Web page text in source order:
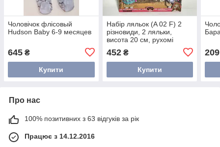
Чоловічок флісовый
Hudson Baby 6-9 месяцев
645 ₴
Купити
Набір ляльок (A 02 F) 2
різновиди, 2 ляльки,
висота 20 см, рухомі
кінцівки та голова, знімний
одяг і взуття, щітка для
волосся,
452₴
Купити
209
Про нас
100% позитивних з 63 відгуків за рік
Працює з 14.12.2016